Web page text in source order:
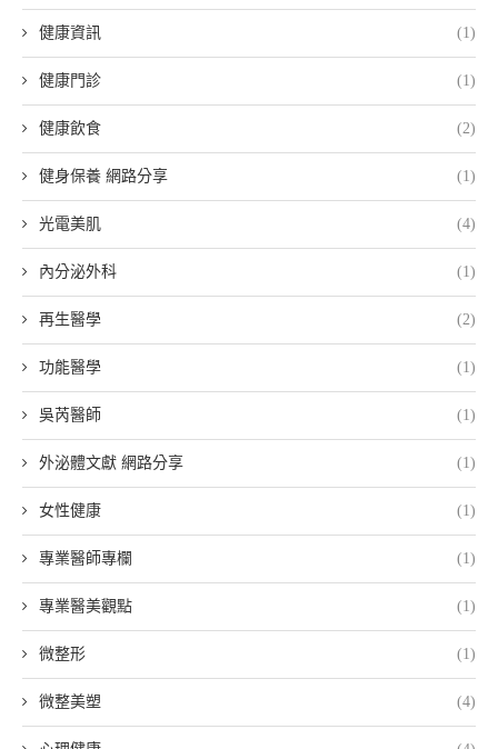
健康資訊 (1)
健康門診 (1)
健康飲食 (2)
健身保養 網路分享 (1)
光電美肌 (4)
內分泌外科 (1)
再生醫學 (2)
功能醫學 (1)
吳芮醫師 (1)
外泌體文獻 網路分享 (1)
女性健康 (1)
專業醫師專欄 (1)
專業醫美觀點 (1)
微整形 (1)
微整美塑 (4)